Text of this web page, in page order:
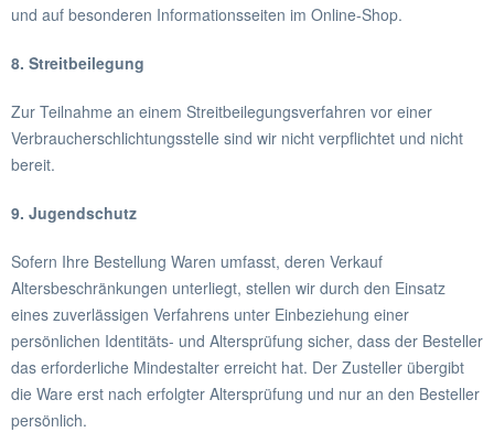
und auf besonderen Informationsseiten im Online-Shop.
8. Streitbeilegung
Zur Teilnahme an einem Streitbeilegungsverfahren vor einer
Verbraucherschlichtungsstelle sind wir nicht verpflichtet und nicht
bereit.
9. Jugendschutz
Sofern Ihre Bestellung Waren umfasst, deren Verkauf
Altersbeschränkungen unterliegt, stellen wir durch den Einsatz
eines zuverlässigen Verfahrens unter Einbeziehung einer
persönlichen Identitäts- und Altersprüfung sicher, dass der Besteller
das erforderliche Mindestalter erreicht hat. Der Zusteller übergibt
die Ware erst nach erfolgter Altersprüfung und nur an den Besteller
persönlich.